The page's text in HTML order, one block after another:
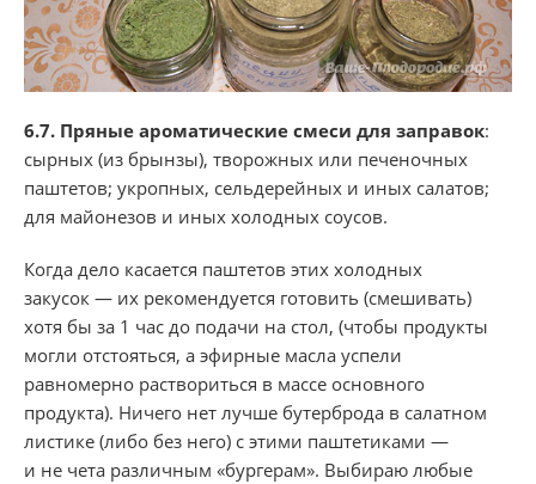
6.7. Пряные ароматические смеси для заправок:
сырных (из брынзы), творожных или печеночных
паштетов; укропных, сельдерейных и иных салатов;
для майонезов и иных холодных соусов.
Когда дело касается паштетов этих холодных
закусок — их рекомендуется готовить (смешивать)
хотя бы за 1 час до подачи на стол, (чтобы продукты
могли отстояться, а эфирные масла успели
равномерно раствориться в массе основного
продукта). Ничего нет лучше бутерброда в салатном
листике (либо без него) с этими паштетиками —
и не чета различным «бургерам». Выбираю любые